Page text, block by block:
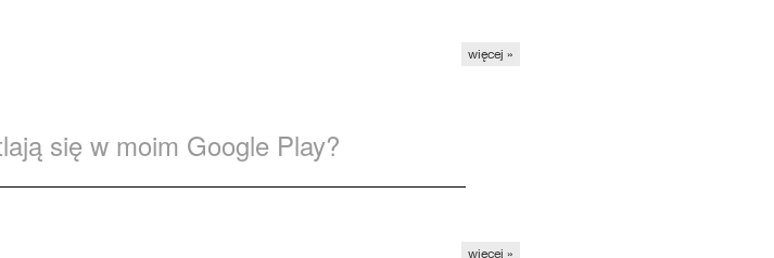
więcej »
się w moim Google Play?
więcej »